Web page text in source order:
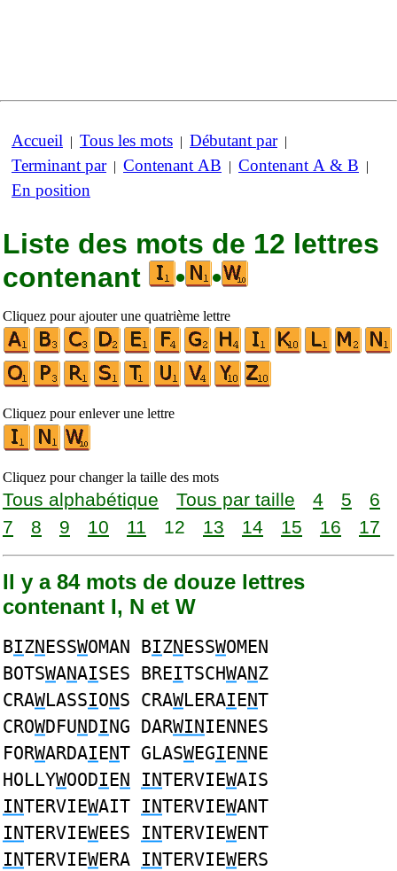
Accueil | Tous les mots | Débutant par|
Terminant par| Contenant AB | Contenant A & B |
En position
Liste des mots de 12 lettres
contenant
• •
Cliquez pour ajouter une quatrième lettre
Cliquez pour enlever une lettre
Cliquez pour changer la taille des mots
Tous alphabétique Tous par taille 4 5
6
7
8 9 10 11 12 13 14 15 16 17
Il y a 84 mots de douze lettres
contenant I, N et W
BIZNESSWOMAN BIZNESSWOMEN
BOTSWANAISES BREITSCHWANZ
CRAWLASSIONS CRAWLERAIENT
CROWDFUNDING DARWINIENNES
FORWARDAIENT GLASWEGIENNE
HOLLYWOODIEN INTERVIEWAIS
INTERVIEWAIT INTERVIEWANT
INTERVIEWEES INTERVIEWENT
INTERVIEWERA INTERVIEWERS